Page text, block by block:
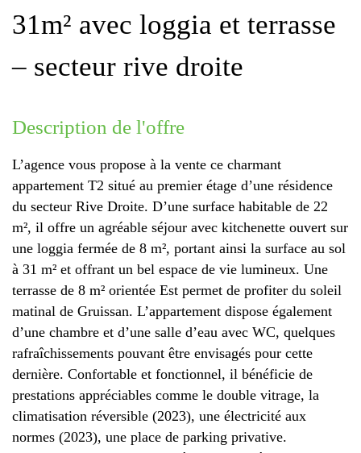
31m² avec loggia et terrasse
– secteur rive droite
description de l'offre
L’agence vous propose à la vente ce charmant
appartement T2 situé au premier étage d’une résidence
du secteur Rive Droite. D’une surface habitable de 22
m², il offre un agréable séjour avec kitchenette ouvert sur
une loggia fermée de 8 m², portant ainsi la surface au sol
à 31 m² et offrant un bel espace de vie lumineux. Une
terrasse de 8 m² orientée Est permet de profiter du soleil
matinal de Gruissan. L’appartement dispose également
d’une chambre et d’une salle d’eau avec WC, quelques
rafraîchissements pouvant être envisagés pour cette
dernière. Confortable et fonctionnel, il bénéficie de
prestations appréciables comme le double vitrage, la
climatisation réversible (2023), une électricité aux
normes (2023), une place de parking privative.